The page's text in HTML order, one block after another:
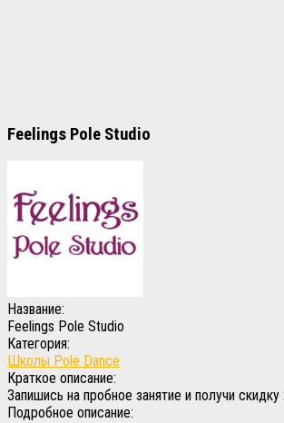
Feelings Pole Studio
Название:
Feelings Pole Studio
Категория:
Школы Pole Dance
Краткое описание:
Запишись на пробное занятие и получи
Подробное описание: